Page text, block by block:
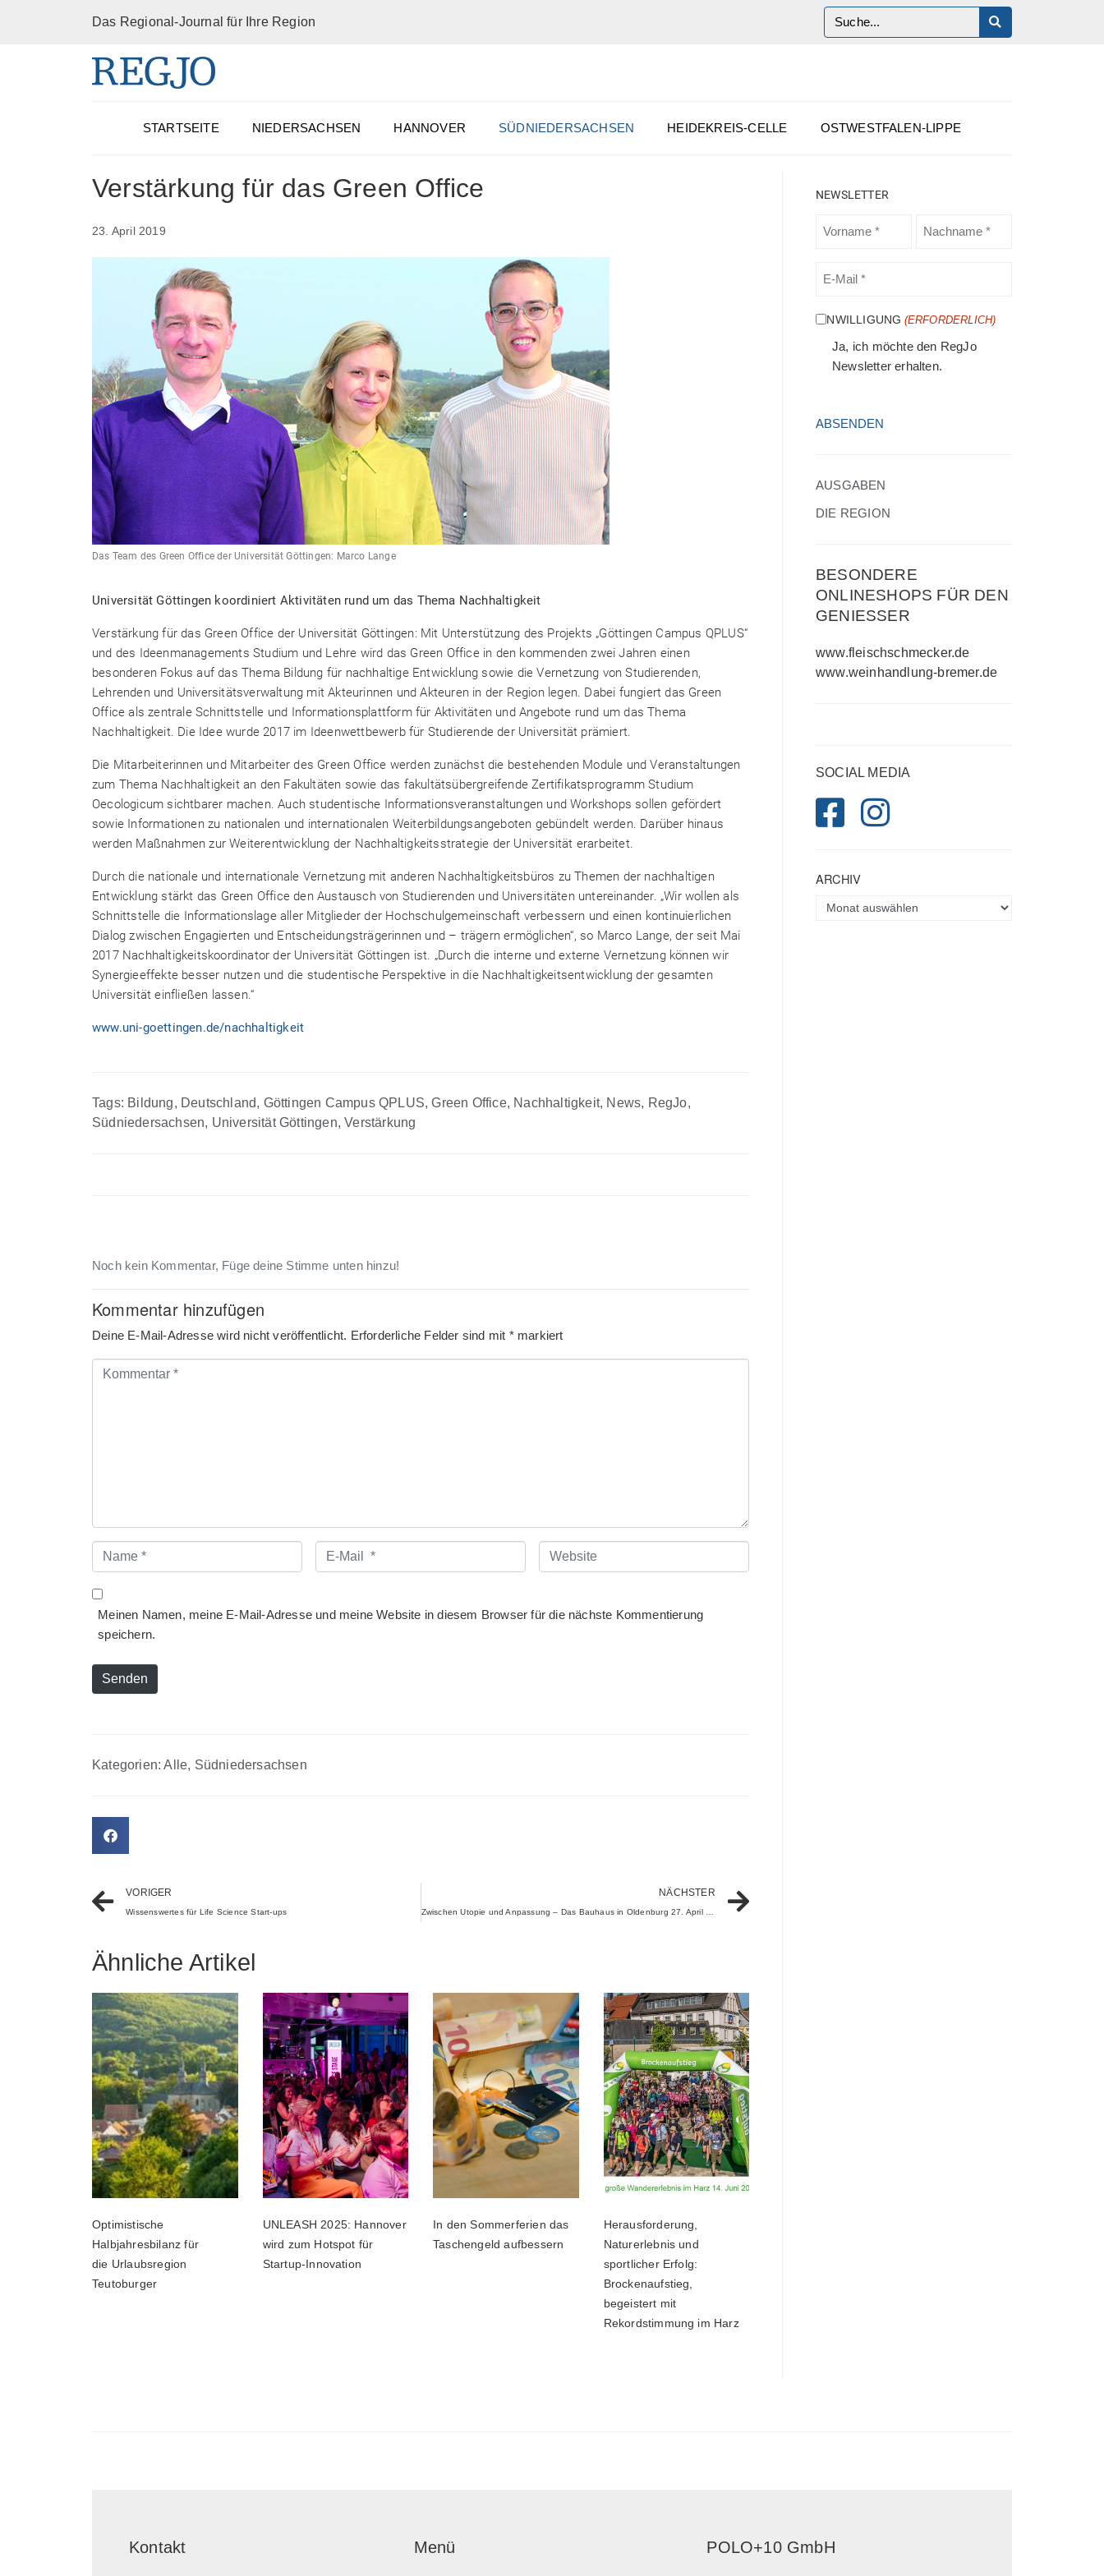
Das Regional-Journal für Ihre Region
STARTSEITE NIEDERSACHSEN HANNOVER SÜDNIEDERSACHSEN HEIDEKREIS-CELLE OSTWESTFALEN-LIPPE
Verstärkung für das Green Office
23. April 2019
Das Team des Green Office der Universität Göttingen: Marco Lange
Universität Göttingen koordiniert Aktivitäten rund um das Thema Nachhaltigkeit
Verstärkung für das Green Office der Universität Göttingen: Mit Unterstützung des Projekts „Göttingen Campus QPLUS“
und des Ideenmanagements Studium und Lehre wird das Green Office in den kommenden zwei Jahren einen
besonderen Fokus auf das Thema Bildung für nachhaltige Entwicklung sowie die Vernetzung von Studierenden,
Lehrenden und Universitätsverwaltung mit Akteurinnen und Akteuren in der Region legen. Dabei fungiert das Green
Office als zentrale Schnittstelle und Informationsplattform für Aktivitäten und Angebote rund um das Thema
Nachhaltigkeit. Die Idee wurde 2017 im Ideenwettbewerb für Studierende der Universität prämiert.
Die Mitarbeiterinnen und Mitarbeiter des Green Office werden zunächst die bestehenden Module und Veranstaltungen
zum Thema Nachhaltigkeit an den Fakultäten sowie das fakultätsübergreifende Zertifikatsprogramm Studium
Oecologicum sichtbarer machen. Auch studentische Informationsveranstaltungen und Workshops sollen gefördert
sowie Informationen zu nationalen und internationalen Weiterbildungsangeboten gebündelt werden. Darüber hinaus
werden Maßnahmen zur Weiterentwicklung der Nachhaltigkeitsstrategie der Universität erarbeitet.
Durch die nationale und internationale Vernetzung mit anderen Nachhaltigkeitsbüros zu Themen der nachhaltigen
Entwicklung stärkt das Green Office den Austausch von Studierenden und Universitäten untereinander. „Wir wollen als
Schnittstelle die Informationslage aller Mitglieder der Hochschulgemeinschaft verbessern und einen kontinuierlichen
Dialog zwischen Engagierten und Entscheidungsträgerinnen und – trägern ermöglichen“, so Marco Lange, der seit Mai
2017 Nachhaltigkeitskoordinator der Universität Göttingen ist. „Durch die interne und externe Vernetzung können wir
Synergieeffekte besser nutzen und die studentische Perspektive in die Nachhaltigkeitsentwicklung der gesamten
Universität einfließen lassen.“
www.uni-goettingen.de/nachhaltigkeit
Tags: Bildung, Deutschland, Göttingen Campus QPLUS,Green Office, Nachhaltigkeit, News, RegJo,
Südniedersachsen, Universität Göttingen,Verstärkung
Noch kein Kommentar, Füge deine Stimme unten hinzu!
Kommentar hinzufügen
Deine E-Mail-Adresse wird nicht veröffentlicht. Erforderliche Felder sind mit *markiert
Kommentar
Name
*
E-
Mail
Website
Meinen Namen, meine E-Mail-Adresse und meine Website in diesem Browser für die nächste Kommentierung
speichern.
Senden
Kategorien: Alle, Südniedersachsen
VORIGER
Wissenswertes für Life Science Start-ups
NÄCHSTER
Ähnliche Artikel
Optimistische
Halbjahresbilanz für
die Urlaubsregion
Teutoburger
UNLEASH 2025: Hannover
wird zum Hotspot für
Startup-Innovation
In den Sommerferien das
Taschengeld aufbessern
Herausforderung,
Naturerlebnis und
sportlicher Erfolg:
Brockenaufstieg,
begeistert mit
Rekordstimmung im Harz
NEWSLETTER
(ERFORDERLICH)
EINWILLIGUNG (ERFORDERLICH)
Ja, ich möchte den RegJo
Newsletter erhalten.
(ERFORDERLICH)
AUSGABEN
DIE REGION
BESONDERE
ONLINESHOPS FÜR DEN
GENIESSER
www.fleischschmecker.de
www.weinhandlung-bremer.de
SOCIAL MEDIA
ARCHIV
Kontakt Menü POLO+10 GmbH